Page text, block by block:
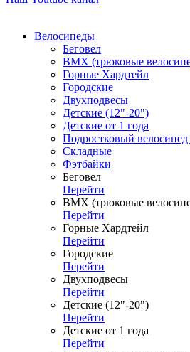
Велосипеды
Беговел
ВМХ (трюковые
Горные Хардтейл
Городские
Двухподвесы
Детские (12"-20")
Детские от 1 года
Подростковый
Складные
Фэтбайки
Беговел
Перейти
ВМХ (трюковые
Перейти
Горные Хардтейл
Перейти
Городские
Перейти
Двухподвесы
Перейти
Детские (12"-20")
Перейти
Детские от 1 года
Перейти